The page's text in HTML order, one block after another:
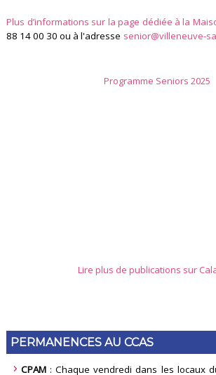
Plus d’informations sur la page dédiée à la
88 14 00 30 ou à l'adresse senior@villeneuve-
Programme Seniors 2025
Lire plus de publications sur
PERMANENCES AU CCAS
CPAM : Chaque vendredi dans les locaux